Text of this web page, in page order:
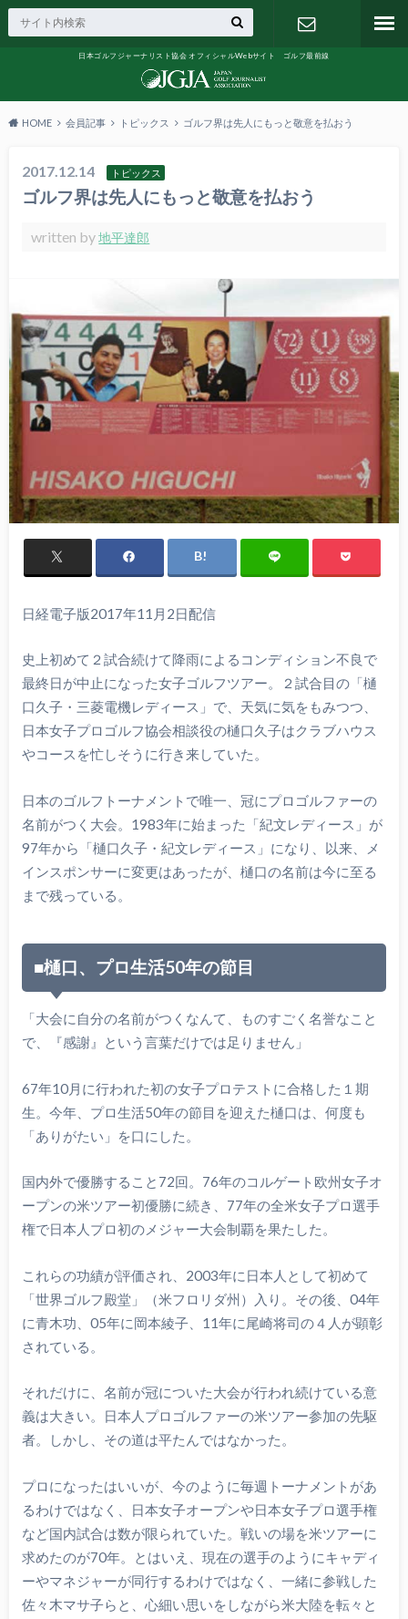
日本ゴルフジャーナリスト協会 オフィシャルWebサイト ゴルフ最前線
HOME 会員記事 トピックス ゴルフ界は先人にもっと敬意を払おう
2017.12.14 トピックス
ゴルフ界は先人にもっと敬意を払おう
written by地平達郎
日経電子版2017年11月2日配信
史上初めて２試合続けて降雨によるコンディション不良で
最終日が中止になった女子ゴルフツアー。２試合目の「樋
口久子・三菱電機レディース」で、天気に気をもみつつ、
日本女子プロゴルフ協会相談役の樋口久子はクラブハウス
やコースを忙しそうに行き来していた。
日本のゴルフトーナメントで唯一、冠にプロゴルファーの
名前がつく大会。1983年に始まった「紀文レディース」が
97年から「樋口久子・紀文レディース」になり、以来、メ
インスポンサーに変更はあったが、樋口の名前は今に至る
まで残っている。
■樋口、プロ生活50年の節目
「大会に自分の名前がつくなんて、ものすごく名誉なこと
で、『感謝』という言葉だけでは足りません」
67年10月に行われた初の女子プロテストに合格した１期
生。今年、プロ生活50年の節目を迎えた樋口は、何度も
「ありがたい」を口にした。
国内外で優勝すること72回。76年のコルゲート欧州女子オ
ープンの米ツアー初優勝に続き、77年の全米女子プロ選手
権で日本人プロ初のメジャー大会制覇を果たした。
これらの功績が評価され、2003年に日本人として初めて
「世界ゴルフ殿堂」（米フロリダ州）入り。その後、04年
に青木功、05年に岡本綾子、11年に尾崎将司の４人が顕彰
されている。
それだけに、名前が冠についた大会が行われ続けている意
義は大きい。日本人プロゴルファーの米ツアー参加の先駆
者。しかし、その道は平たんではなかった。
プロになったはいいが、今のように毎週トーナメントがあ
るわけではなく、日本女子オープンや日本女子プロ選手権
など国内試合は数が限られていた。戦いの場を米ツアーに
求めたのが70年。とはいえ、現在の選手のようにキャディ
ーやマネジャーが同行するわけではなく、一緒に参戦した
佐々木マサ子らと、心細い思いをしながら米大陸を転々と